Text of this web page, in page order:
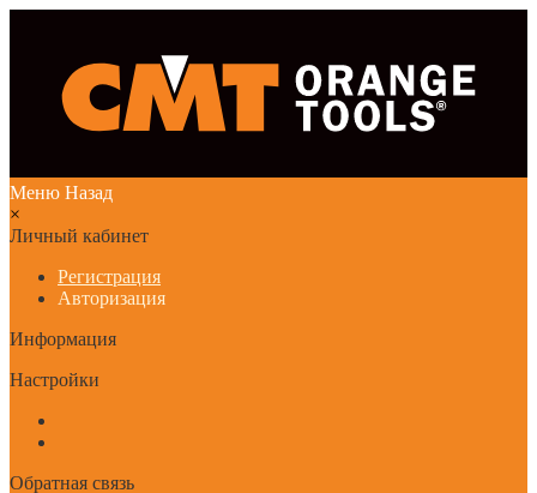
Меню Назад
×
Личный кабинет
Регистрация
Авторизация
Информация
Настройки
Обратная связь